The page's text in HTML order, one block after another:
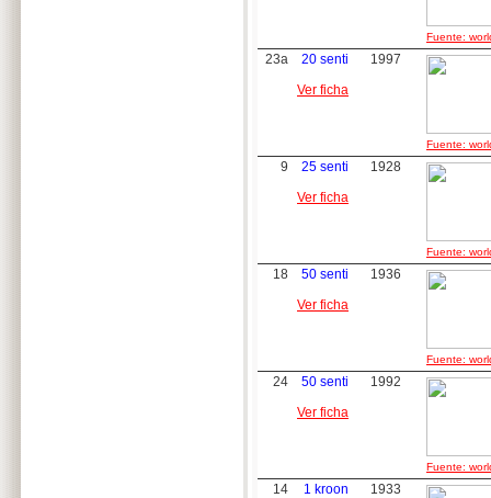
Fuente:
23a
20 senti
Ver ficha
1997
Fuente:
9
25 senti
Ver ficha
1928
Fuente:
18
50 senti
Ver ficha
1936
Fuente:
24
50 senti
Ver ficha
1992
Fuente:
14
1 kroon
1933